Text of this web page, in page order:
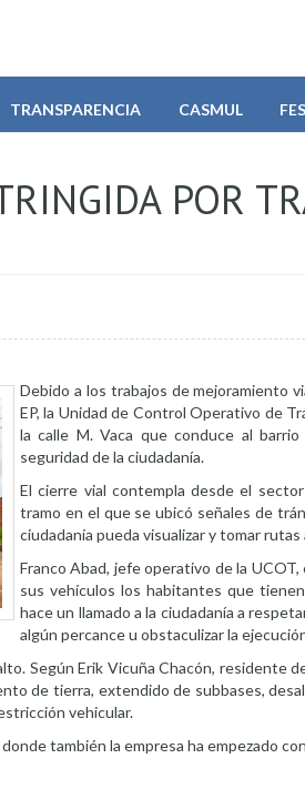
TRANSPARENCIA CASMUL
POR
Debido a los trabajos de mejoramiento
EP, la Unidad de Control Operativo de
la calle M. Vaca que conduce al
seguridad de la ciudadanía.
El cierre vial contempla desde el
tramo en el que se ubicó señales de
ciudadanía pueda visualizar y tomar
Franco Abad, jefe operativo de la
sus vehículos los habitantes que
hace un llamado a la ciudadanía a
algún percance u obstaculizar la
Según Erik Vicuña Chacón, residente
de tierra, extendido de subbases,
vehicular.
también la empresa ha empezado